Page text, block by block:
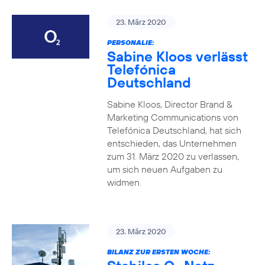
23. März 2020
PERSONALIE:
Sabine Kloos verlässt
Telefónica
Deutschland
Sabine Kloos, Director Brand &
Marketing Communications von
Telefónica Deutschland, hat sich
entschieden, das Unternehmen
zum 31. März 2020 zu verlassen,
um sich neuen Aufgaben zu
widmen.
23. März 2020
BILANZ ZUR ERSTEN WOCHE: